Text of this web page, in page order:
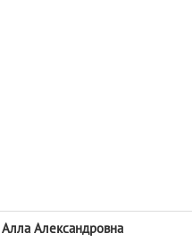
Александровна